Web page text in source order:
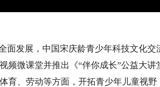
发展，中国宋庆龄青少年科技文化交
频微课堂并推出《“伴你成长”公益大
育、劳动等方面，开拓青少年儿童视